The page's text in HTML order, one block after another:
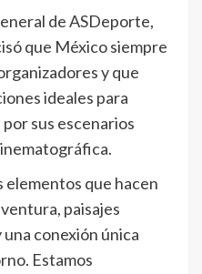
de ASDeporte,
que México siempre
y que
ideales para
sus escenarios
elementos que hacen
paisajes
conexión única
Estamos